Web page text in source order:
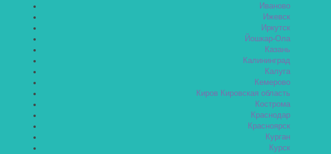
Иваново
Ижевск
Иркутск
Йошкар-Ола
Казань
Калининград
Калуга
Кемерово
Киров Кировская область
Кострома
Краснодар
Красноярск
Курган
Курск